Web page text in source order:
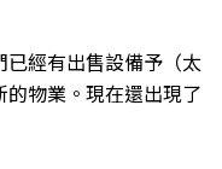
已經有出售設備予（太
物業。現在還出現了